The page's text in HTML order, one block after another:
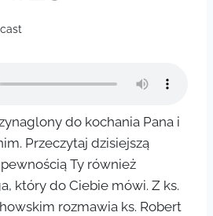
do kochania Pana i
Przeczytaj dzisiejszą
Ty również
który do Ciebie mówi. Z ks.
rozmawia ks. Robert